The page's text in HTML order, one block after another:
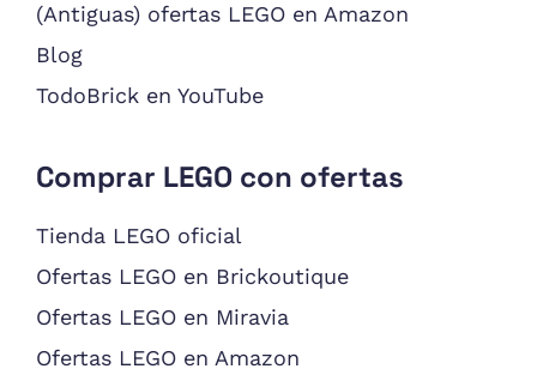
(Antiguas) ofertas LEGO en Amazon
Blog
TodoBrick en YouTube
Comprar LEGO con ofertas
Tienda LEGO oficial
Ofertas LEGO en Brickoutique
Ofertas LEGO en Miravia
Ofertas LEGO en Amazon